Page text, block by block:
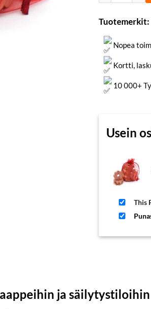
Tuotemerkit:
Nopea
Kortti,
10 000+
Usein
This
ja säilytystiloihin